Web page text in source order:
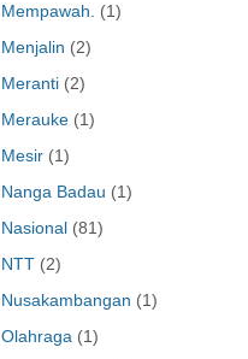
Mempawah. (1)
Menjalin (2)
Meranti (2)
Merauke (1)
Mesir (1)
Nanga Badau (1)
Nasional (81)
NTT (2)
Nusakambangan (1)
Olahraga (1)